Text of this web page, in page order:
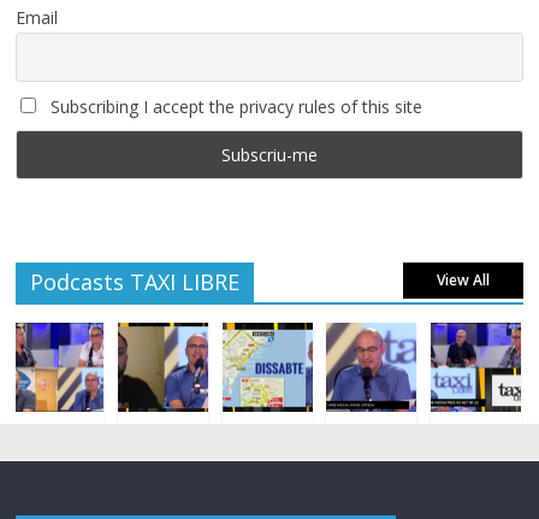
Email
Subscribing I accept the privacy rules of this site
Podcasts TAXI LIBRE View All